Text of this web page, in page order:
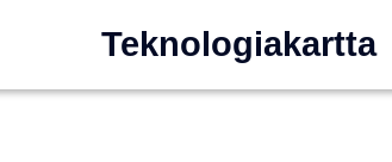
Teknologiakartta